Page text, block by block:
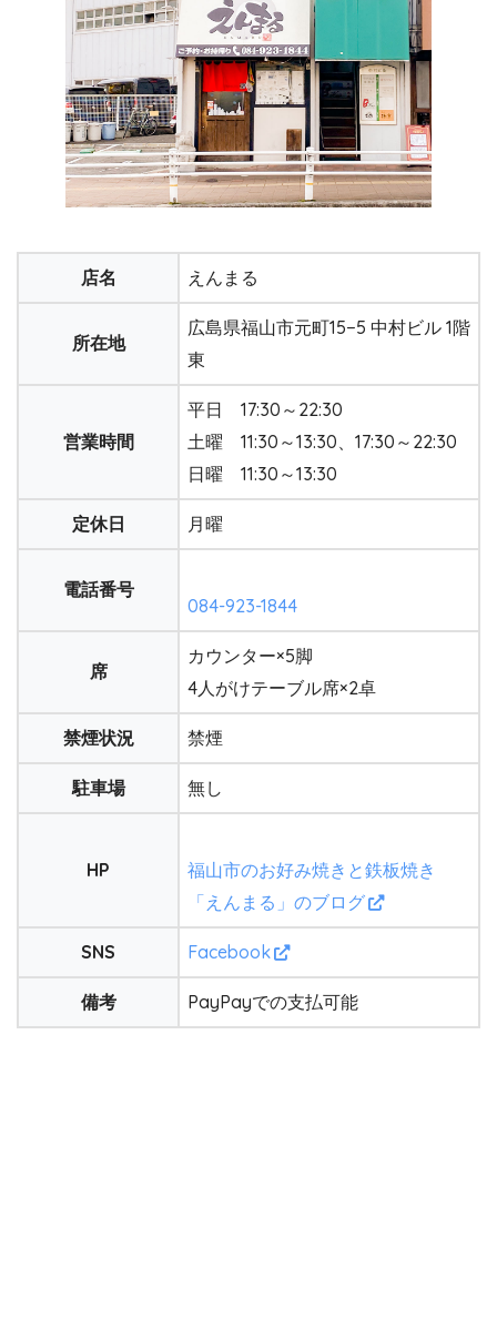
店名 えんまる
所在地
広島県福山市元町15−5 中村ビル 1階
東
営業時間
平日 17:30～22:30
土曜 11:30～13:30、17:30～22:30
日曜 11:30～13:30
定休日 月曜
電話番号
084-923-1844
席
カウンター×5脚
4人がけテーブル席×2卓
禁煙状況 禁煙
駐車場 無し
HP
福山市のお好み焼きと鉄板焼き
「えんまる」のブログ
SNS Facebook
備考 PayPayでの支払可能